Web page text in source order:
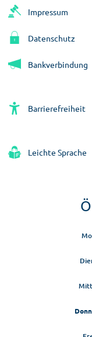
Impressum
Datenschutz
Bankverbindung
Barrierefreiheit
Leichte Sprache